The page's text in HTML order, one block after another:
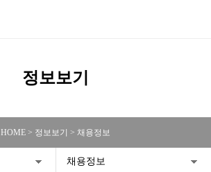
정보보기
HOME > 정보보기 > 채용정보
채용정보